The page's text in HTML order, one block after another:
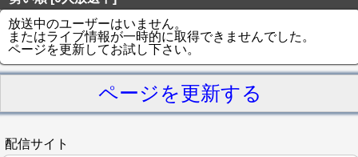
放送中のユーザーはいません。
またはライブ情報が一時的に取得できませんでした。
ページを更新してお試し下さい。
ページを更新する
配信サイト